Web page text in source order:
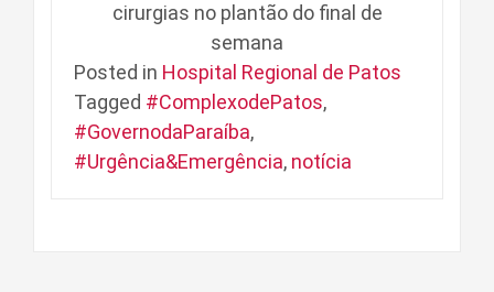
cirurgias no plantão do final de
semana
Posted in Hospital Regional de Patos
Tagged #ComplexodePatos,
#GovernodaParaíba,
#Urgência&Emergência, notícia